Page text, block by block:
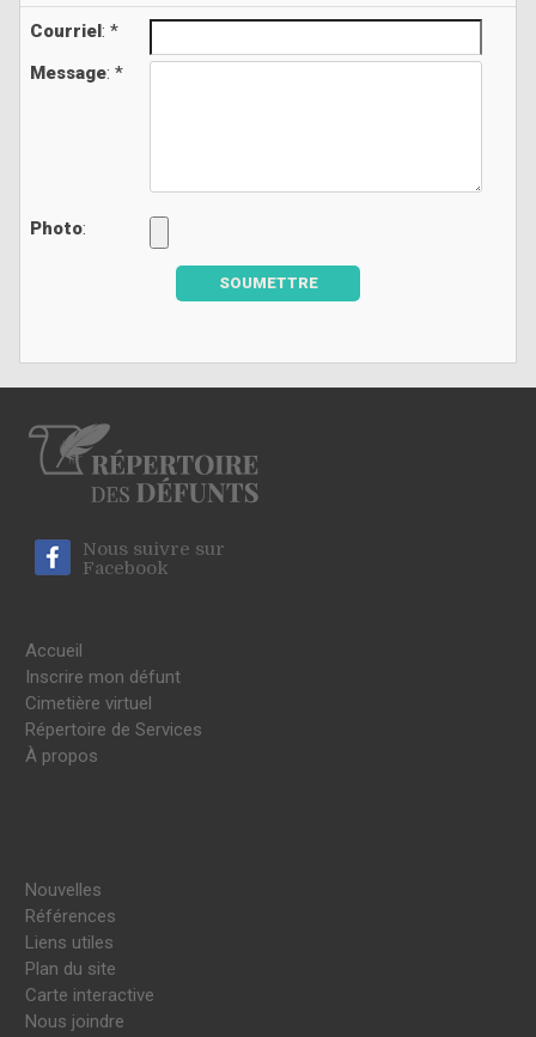
Courriel: *
Message: *
Photo:
SOUMETTRE
Nous suivre sur
Facebook
Accueil
Inscrire mon défunt
Cimetière virtuel
Répertoire de Services
À propos
Nouvelles
Références
Liens utiles
Plan du site
Carte interactive
Nous joindre